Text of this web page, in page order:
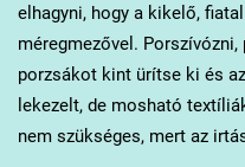
elhagyni, hogy a kikelő,
méregmezővel.
porzsákot kint ürítse ki és
lekezelt, de mosható
nem szükséges, mert az